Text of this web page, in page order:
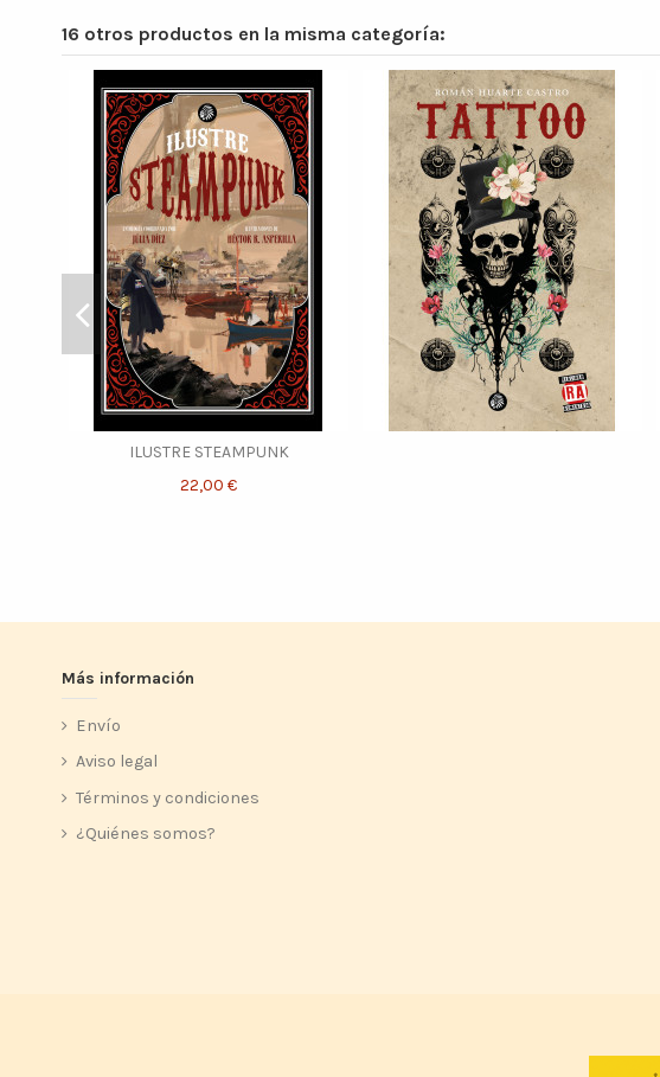
16 otros productos en la misma categoría:
ILUSTRE STEAMPUNK
22,00 €
Más información
Envío
Aviso legal
Términos y condiciones
¿Quiénes somos?